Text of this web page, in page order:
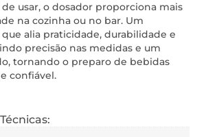
usar, o dosador proporciona mais
na cozinha ou no bar. Um
alia praticidade, durabilidade e
precisão nas medidas e um
tornando o preparo de bebidas
confiável.